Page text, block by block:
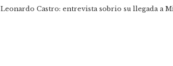
Leonardo Castro: entrevista sobrio su llegada a